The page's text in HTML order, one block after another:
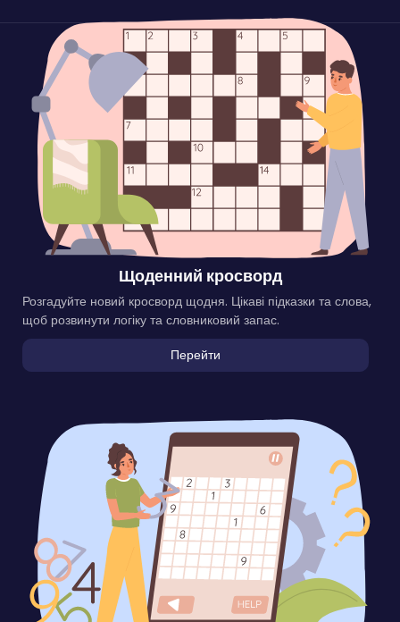
Щоденний кросворд
Розгадуйте новий кросворд щодня. Цікаві підказки та слова,
щоб розвинути логіку та словниковий запас.
Перейти